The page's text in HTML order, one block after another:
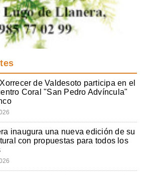
de Valdesoto participa en el
Coral "San Pedro Advíncula"
inaugura una nueva edición de su
con propuestas para todos los